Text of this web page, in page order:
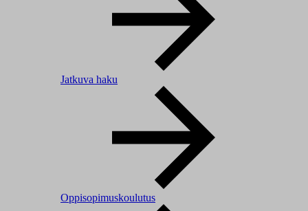
Jatkuva haku
Oppisopimuskoulutus